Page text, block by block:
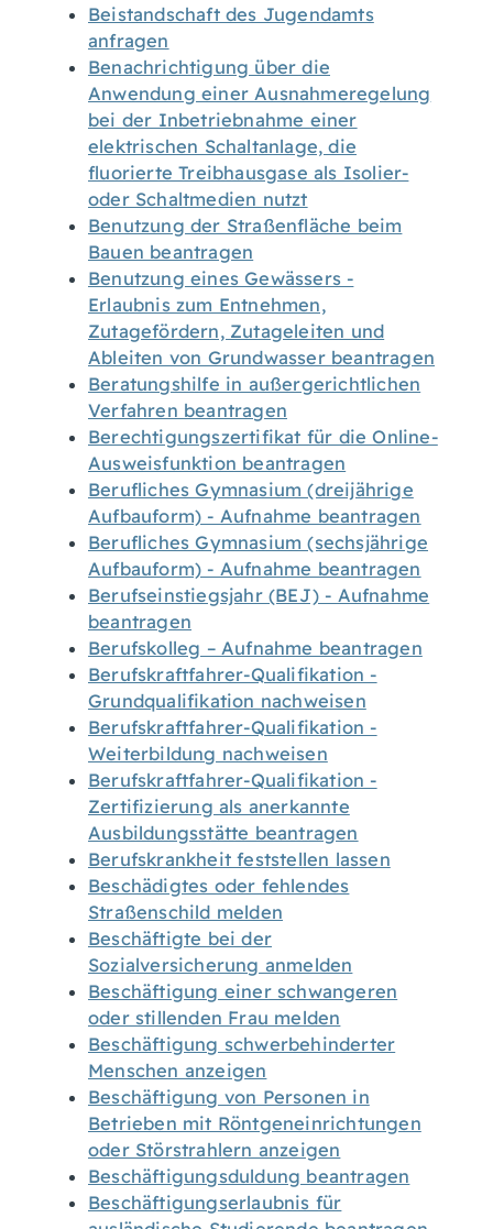
Beistandschaft des Jugendamts
anfragen
Benachrichtigung über die
Anwendung einer Ausnahmeregelung
bei der Inbetriebnahme einer
elektrischen Schaltanlage, die
fluorierte Treibhausgase als Isolier-
oder Schaltmedien nutzt
Benutzung der Straßenfläche beim
Bauen beantragen
Benutzung eines Gewässers -
Erlaubnis zum Entnehmen,
Zutagefördern, Zutageleiten und
Ableiten von Grundwasser beantragen
Beratungshilfe in außergerichtlichen
Verfahren beantragen
Berechtigungszertifikat für die Online-
Ausweisfunktion beantragen
Berufliches Gymnasium (dreijährige
Aufbauform) - Aufnahme beantragen
Berufliches Gymnasium (sechsjährige
Aufbauform) - Aufnahme beantragen
Berufseinstiegsjahr (BEJ) - Aufnahme
beantragen
Berufskolleg – Aufnahme beantragen
Berufskraftfahrer-Qualifikation -
Grundqualifikation nachweisen
Berufskraftfahrer-Qualifikation -
Weiterbildung nachweisen
Berufskraftfahrer-Qualifikation -
Zertifizierung als anerkannte
Ausbildungsstätte beantragen
Berufskrankheit feststellen lassen
Beschädigtes oder fehlendes
Straßenschild melden
Beschäftigte bei der
Sozialversicherung anmelden
Beschäftigung einer schwangeren
oder stillenden Frau melden
Beschäftigung schwerbehinderter
Menschen anzeigen
Beschäftigung von Personen in
Betrieben mit Röntgeneinrichtungen
oder Störstrahlern anzeigen
Beschäftigungsduldung beantragen
Beschäftigungserlaubnis für